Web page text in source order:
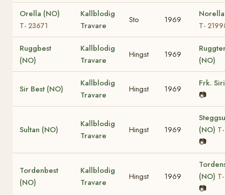
Orella (NO)
T- 23671
Kallblodig
Travare
Sto 1969
T-
Ruggbest
(NO)
Kallblodig
Travare
Hingst 1969
(NO)
Sir Best (NO)
Kallblodig
Travare
Hingst 1969
Frk.
📷
Sultan (NO)
Kallblodig
Travare
Hingst 1969
(NO)
📷
Tordenbest
(NO)
Kallblodig
Travare
Hingst 1969
(NO)
📷